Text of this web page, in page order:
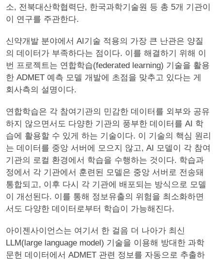
소, 전북대산학협력단, 한국과학기술원 등 총 5개 기관이
이 연구를 주관한다.
신약개발 분야에서 AI기술 적용의 가장 큰 난관은 양질
의 데이터가 부족하다는 점이다. 이를 해결하기 위해 이
번 프로젝트는 연합학습(federated learning) 기술을 활용
한 ADMET 예측 모델 개발에 초점을 맞추고 있다는 게
회사측의 설명이다.
연합학습은 각 참여기관의 민감한 데이터를 외부와 공유
하지 않으면서도 다양한 기관의 풍부한 데이터를 AI 학
습에 활용할 수 있게 하는 기술이다. 이 기술의 핵심 원리
는 데이터를 중앙 서버에 모으지 않고, AI 모델이 각 참여
기관의 로컬 환경에서 학습을 수행하는 것이다. 학습과
정에서 각 기관에서 훈련된 모델은 중앙 서버로 전송돼
통합되고, 이후 다시 각 기관에 배포되는 방식으로 모델
이 개선된다. 이를 통해 정보유출의 위험을 최소화하면
서도 다양한 데이터로부터 학습이 가능해진다.
아이젠사이언스는 여기서 한 걸음 더 나아가 최신
LLM(large language model) 기술을 이용해 방대한 과학
문헌 데이터에서 ADMET 관련 정보를 자동으로 추출하